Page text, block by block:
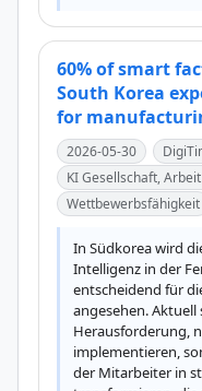
60% of smart
South Korea
for
2026-05-30
KI Gesellschaft,
Wettbewerbsfähigkeit
In Südkorea wird
Intelligenz in der
entscheidend für
angesehen.
Herausforderung,
implementieren,
der Mitarbeiter in